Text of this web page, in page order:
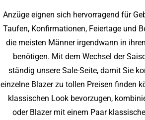
Anzüge eignen sich hervorragend für
Taufen, Konfirmationen, Feiertage und
die meisten Männer irgendwann in
benötigen. Mit dem Wechsel der
ständig unsere Sale-Seite, damit Sie
einzelne Blazer zu tollen Preisen finden
klassischen Look bevorzugen,
oder Blazer mit einem Paar